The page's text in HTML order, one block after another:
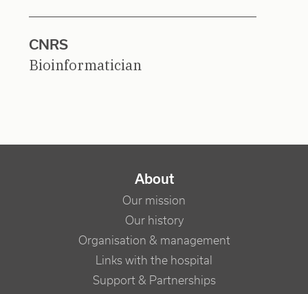
CNRS
Bioinformatician
NAVIGATION PRINCIPALE
About
Our mission
Our history
Organisation & management
Links with the hospital
Support & Partnerships